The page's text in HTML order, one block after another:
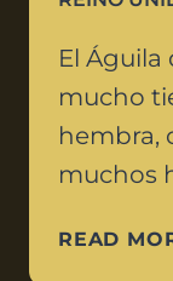
El Águila
mucho
hembra,
muchos
READ